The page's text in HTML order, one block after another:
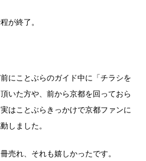
が終了。
にことぶらのガイド中に「チラシを
いた方や、前から京都を回っておら
はことぶらきっかけで京都ファンに
しました。
売れ、それも嬉しかったです。